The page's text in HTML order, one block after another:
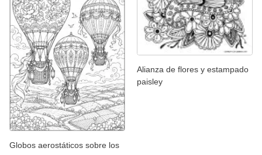
Globos aerostáticos sobre los
Alianza de flores y estampado
paisley